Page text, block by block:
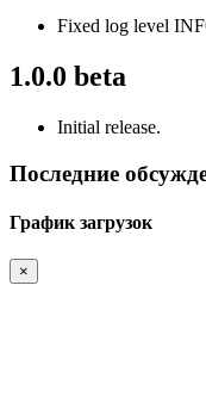
Fixed log level
1.0.0 beta
Initial release.
Последние
График загрузок
×